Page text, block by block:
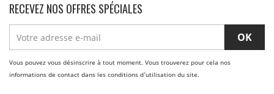
RECEVEZ NOS OFFRES SPÉCIALES
Vous pouvez vous désinscrire à tout moment. Vous trouverez pour cela nos
informations de contact dans les conditions d'utilisation du site.